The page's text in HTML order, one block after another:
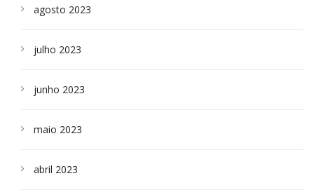
agosto 2023
julho 2023
junho 2023
maio 2023
abril 2023